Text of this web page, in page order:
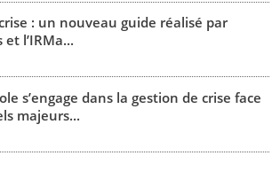
: un nouveau guide réalisé par
et l’IRMa...
s’engage dans la gestion de crise face
majeurs...